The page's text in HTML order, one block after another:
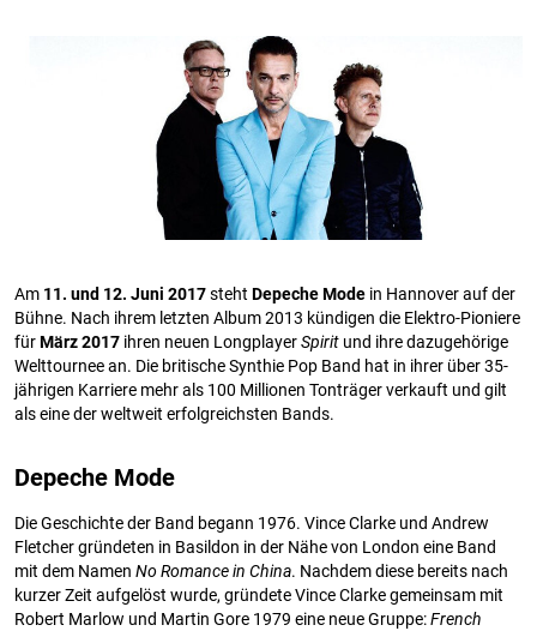
Am 11. und 12. Juni 2017steht Depeche Mode in Hannover auf der
Bühne. Nach ihrem letzten Album 2013 kündigen die Elektro-Pioniere
fürMärz 2017 ihren neuen LongplayerSpirit und ihre dazugehörige
Welttournee an. Die britische Synthie Pop Band hat in ihrer über 35-
jährigen Karriere mehr als 100 Millionen Tonträger verkauft und gilt
als eine der weltweit erfolgreichsten Bands.
Depeche Mode
Die Geschichte der Band begann 1976. Vince Clarke und Andrew
Fletcher gründeten in Basildon in der Nähe von London eine Band
mit dem Namen No Romance in China. Nachdem diese bereits nach
kurzer Zeit aufgelöst wurde, gründete Vince Clarke gemeinsam mit
Robert Marlow und Martin Gore 1979 eine neue Gruppe:French